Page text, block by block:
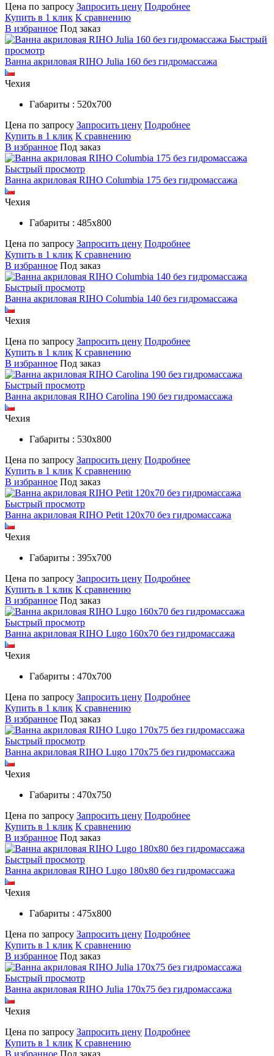
Цена по запросу Запросить цену Подробнее
Купить в 1 клик К сравнению
В избранное Под заказ
Быстрый
просмотр
Ванна акриловая RIHO Julia 160 без гидромассажа
Чехия
Габариты : 520х700
Цена по запросу Запросить цену Подробнее
Купить в 1 клик К сравнению
В избранное Под заказ
Быстрый просмотр
Ванна акриловая RIHO Columbia 175 без гидромассажа
Чехия
Габариты : 485х800
Цена по запросу Запросить цену Подробнее
Купить в 1 клик К сравнению
В избранное Под заказ
Быстрый просмотр
Ванна акриловая RIHO Columbia 140 без гидромассажа
Чехия
Цена по запросу Запросить цену Подробнее
Купить в 1 клик К сравнению
В избранное Под заказ
Быстрый просмотр
Ванна акриловая RIHO Carolina 190 без гидромассажа
Чехия
Габариты : 530х800
Цена по запросу Запросить цену Подробнее
Купить в 1 клик К сравнению
В избранное Под заказ
Быстрый просмотр
Ванна акриловая RIHO Petit 120x70 без гидромассажа
Чехия
Габариты : 395х700
Цена по запросу Запросить цену Подробнее
Купить в 1 клик К сравнению
В избранное Под заказ
Быстрый просмотр
Ванна акриловая RIHO Lugo 160x70 без гидромассажа
Чехия
Габариты : 470х700
Цена по запросу Запросить цену Подробнее
Купить в 1 клик К сравнению
В избранное Под заказ
Быстрый просмотр
Ванна акриловая RIHO Lugo 170x75 без гидромассажа
Чехия
Габариты : 470х750
Цена по запросу Запросить цену Подробнее
Купить в 1 клик К сравнению
В избранное Под заказ
Быстрый просмотр
Ванна акриловая RIHO Lugo 180x80 без гидромассажа
Чехия
Габариты : 475х800
Цена по запросу Запросить цену Подробнее
Купить в 1 клик К сравнению
В избранное Под заказ
Быстрый просмотр
Ванна акриловая RIHO Julia 170x75 без гидромассажа
Чехия
Цена по запросу Запросить цену Подробнее
Купить в 1 клик К сравнению
В избранное Под заказ